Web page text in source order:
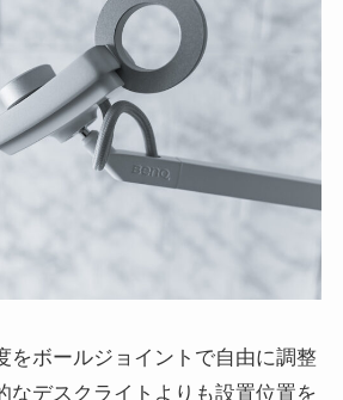
をボールジョイントで自由に調整
なデスクライトよりも設置位置を